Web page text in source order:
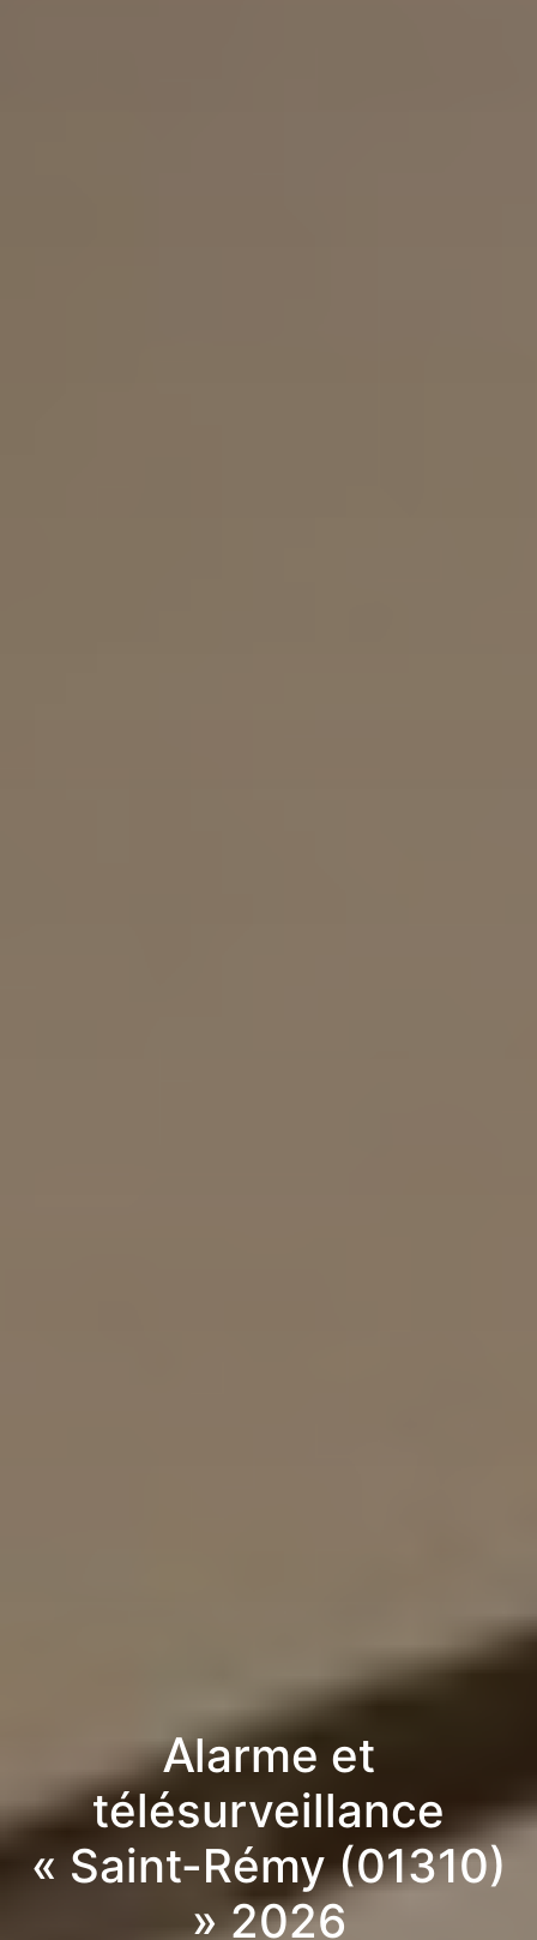
Alarme et
télésurveillance
« Saint-Rémy (01310)
» 2026